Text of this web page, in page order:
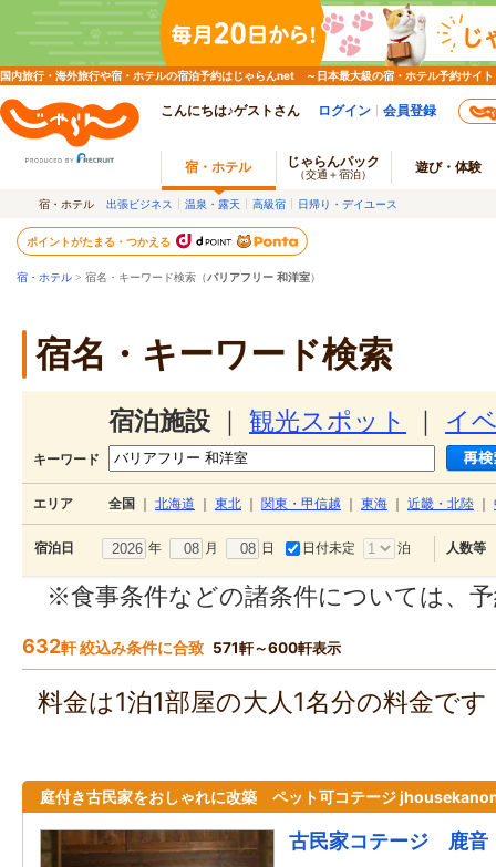
国内旅行・海外旅行や宿・ホテルの宿泊予約はじゃらんnet ～日本最大級の宿・ホテル予約サイト
こんにちは♪ゲストさん ログイン 会員登録
宿・ホテル じゃらんパック
（交通＋宿泊） 遊び・体験
宿・ホテル 出張ビジネス 温泉・露天 高級宿 日帰り・デイユース
ポイントがたまる・つかえる
宿・ホテル > 宿名・キーワード検索（バリアフリー 和洋室）
宿名・キーワード検索
宿泊施設 観光スポット イ
キーワード
エリア 全国 北海道 東北 関東・甲信越 東海 近畿・北陸
宿泊日 年 月 日 日付未定 泊 人数等
※食事条件などの諸条件については、
632軒 絞込み条件に合致 571軒～600軒表示
料金は1泊1部屋の大人1名分の料金で
庭付き古民家をおしゃれに改築 ペット可コテージ
古民家コテージ 鹿